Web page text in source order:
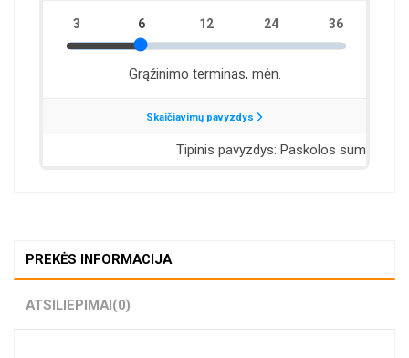
PREKĖS INFORMACIJA
ATSILIEPIMAI(0)